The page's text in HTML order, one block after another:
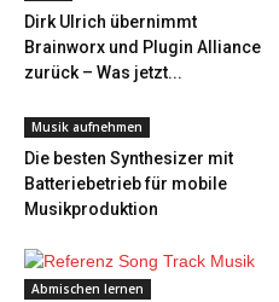
Dirk Ulrich übernimmt
Brainworx und Plugin Alliance
zurück – Was jetzt...
Musik aufnehmen
Die besten Synthesizer mit
Batteriebetrieb für mobile
Musikproduktion
Abmischen lernen